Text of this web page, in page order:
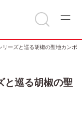
ーズと巡る胡椒の聖地カンボ
と巡る胡椒の聖